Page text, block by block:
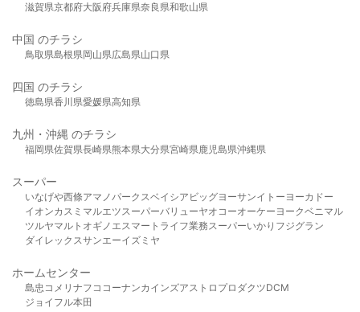
滋賀県京都府大阪府兵庫県奈良県和歌山県
中国 のチラシ
鳥取県島根県岡山県広島県山口県
四国 のチラシ
徳島県香川県愛媛県高知県
九州・沖縄 のチラシ
福岡県佐賀県長崎県熊本県大分県宮崎県鹿児島県沖縄県
スーパー
いなげや西條アマノパークスベイシア ビッグヨーサンイトーヨーカドー
イオンカスミ マルエツスーパーバリューヤオコーオーケー ヨークベニマル
ツルヤマルト オギノ エスマート ライフ業務スーパーいかり フジグラン
ダイレックスサンエーイズミヤ
ホームセンター
島忠 コメリ ナフコ コーナンカインズアストロプロダクツDCM
ジョイフル本田